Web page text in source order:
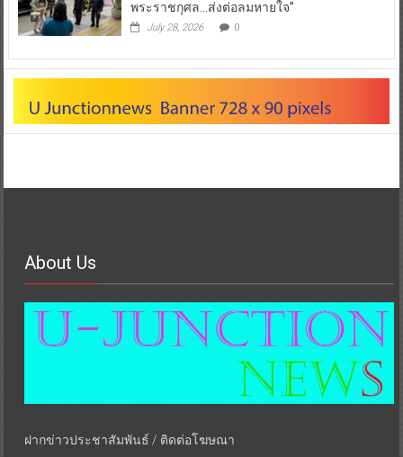
พระราชกุศล…ส่งต่อลมหายใจ”
July 28, 2026 0
About Us
ฝากข่าวประชาสัมพันธ์ / ติดต่อโฆษณา